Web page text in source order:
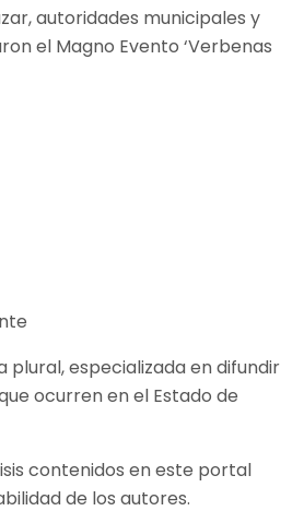
autoridades municipales y
el Magno Evento ‘Verbenas
plural, especializada en difundir
ocurren en el Estado de
contenidos en este portal
de los autores.